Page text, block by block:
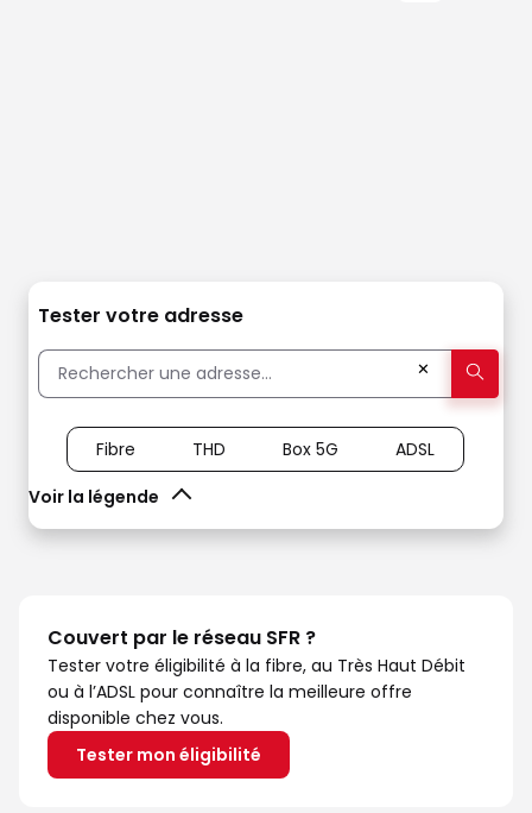
Tester votre adresse
✕
Voir la légende
Fibre THD Box 5G ADSL
Couvert par le réseau SFR ?
Tester votre éligibilité à la fibre, au Très Haut Débit
ou à l’ADSL pour connaître la meilleure offre
disponible chez vous.
Tester mon éligibilité